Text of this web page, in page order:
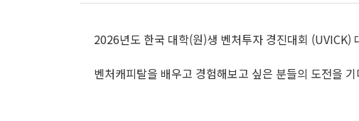
2026년도 한국 대학(원)생 벤처투자 경진대회 (UVICK)
벤처캐피탈을 배우고 경험해보고 싶은 분들의 도전을